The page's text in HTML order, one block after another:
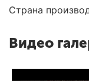
Страна
Видео